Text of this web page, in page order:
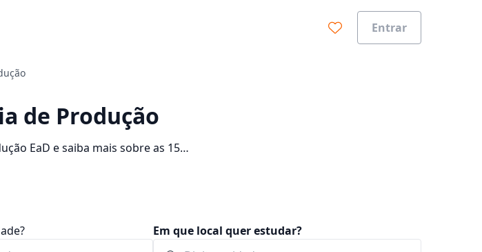
Entrar
de Produção
EaD e saiba mais sobre as 15
Em que local quer estudar?